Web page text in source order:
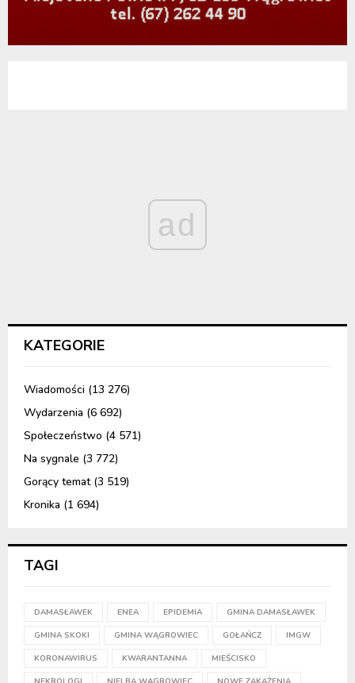
ad
KATEGORIE
Wiadomości (13 276)
Wydarzenia (6 692)
Społeczeństwo (4 571)
Na sygnale (3 772)
Gorący temat(3 519)
Kronika (1 694)
TAGI
DAMASŁAWEK ENEA EPIDEMIA GMINA DAMASŁAWEK
GMINA SKOKI GMINA WĄGROWIEC GOŁAŃCZ IMGW
KORONAWIRUS KWARANTANNA MIEŚCISKO